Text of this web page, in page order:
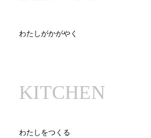
わたしがかがやく
コスメ
KITCHEN
わたしをつくる